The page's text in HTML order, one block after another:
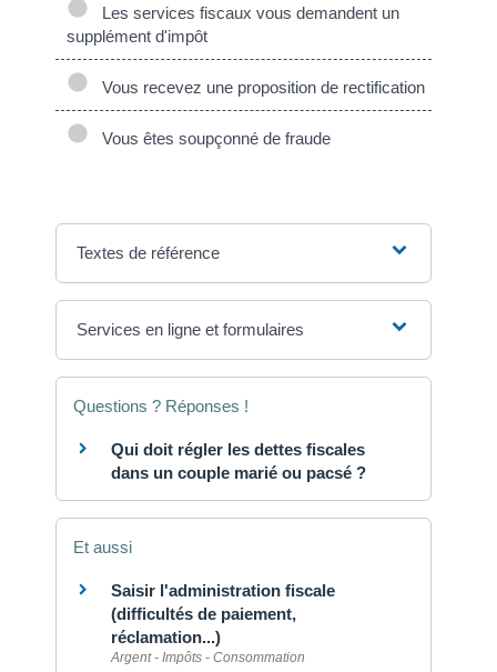
Les services fiscaux vous demandent un
supplément d'impôt
Vous recevez une proposition de rectification
Vous êtes soupçonné de fraude
Textes de référence
Services en ligne et formulaires
Questions ? Réponses !
Qui doit régler les dettes fiscales
dans un couple marié ou pacsé ?
Et aussi
Saisir l'administration fiscale
(difficultés de paiement,
réclamation...)
Argent - Impôts - Consommation